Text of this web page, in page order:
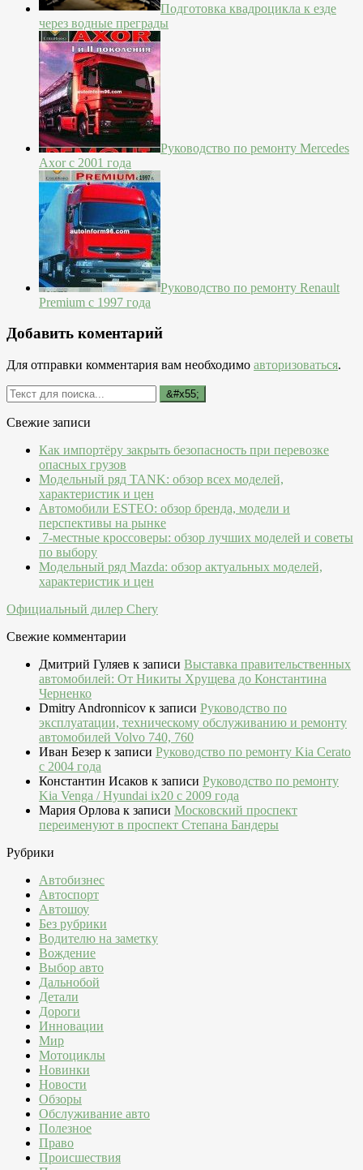
Подготовка квадроцикла к езде
через водные преграды
Руководство по ремонту Mercedes
Axor с 2001 года
Руководство по ремонту Renault
Premium с 1997 года
Добавить коментарий
Для отправки комментария вам необходимо авторизоваться.
Свежие записи
Как импортёру закрыть безопасность при перевозке
опасных грузов
Модельный ряд TANK: обзор всех моделей,
характеристик и цен
Автомобили ESTEO: обзор бренда, модели и
перспективы на рынке
7-местные кроссоверы: обзор лучших моделей и советы
по выбору
Модельный ряд Mazda: обзор актуальных моделей,
характеристик и цен
Официальный дилер Chery
Свежие комментарии
Дмитрий Гуляев к записи Выставка правительственных
автомобилей: От Никиты Хрущева до Константина
Черненко
Dmitry Andronnicov к записи Руководство по
эксплуатации, техническому обслуживанию и ремонту
автомобилей Volvo 740, 760
Иван Безер к записи Руководство по ремонту Kia Cerato
c 2004 года
Константин Исаков к записи Руководство по ремонту
Kia Venga / Hyundai ix20 c 2009 года
Мария Орлова к записи Московский проспект
переименуют в проспект Степана Бандеры
Рубрики
Автобизнес
Автоспорт
Автошоу
Без рубрики
Водителю на заметку
Вождение
Выбор авто
Дальнобой
Детали
Дороги
Инновации
Мир
Мотоциклы
Новинки
Новости
Обзоры
Обслуживание авто
Полезное
Право
Происшествия